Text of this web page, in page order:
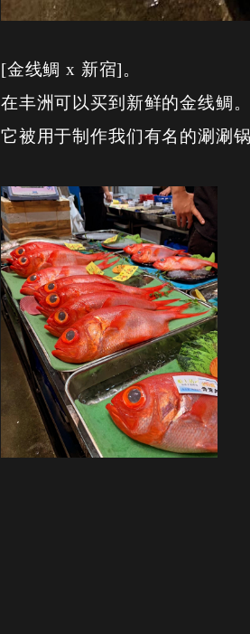
[金线鲷 x 新宿]。
在丰洲可以买到新鲜的金线鲷
它被用于制作我们有名的涮涮